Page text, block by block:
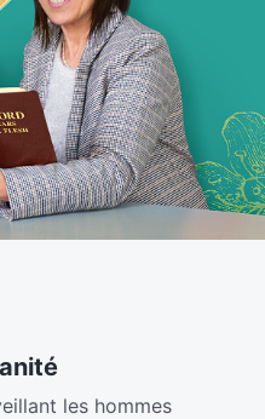
les hommes